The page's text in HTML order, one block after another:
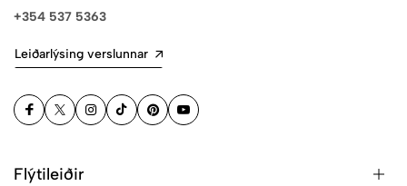
+354 537 5363
Leiðarlýsing verslunnar
Flýtileiðir